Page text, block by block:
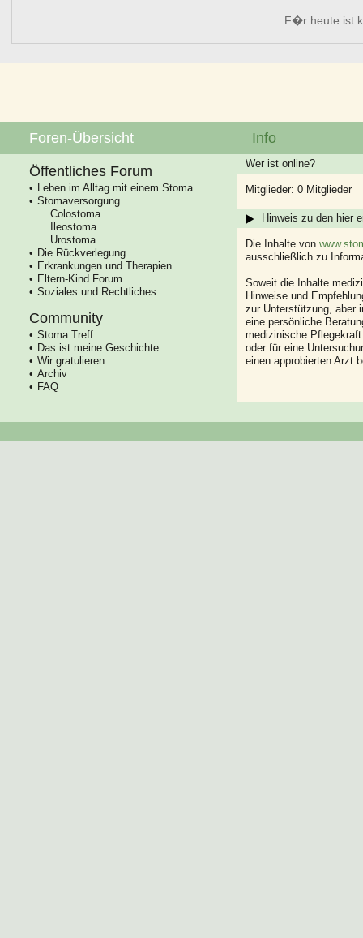
F�r heute ist
Foren-Übersicht
Öffentliches Forum
Leben im Alltag mit einem Stoma
Stomaversorgung
Colostoma
Ileostoma
Urostoma
Die Rückverlegung
Erkrankungen und Therapien
Eltern-Kind Forum
Soziales und Rechtliches
Community
Stoma Treff
Das ist meine Geschichte
Wir gratulieren
Archiv
FAQ
Info
Wer ist online?
Mitglieder: 0 Mitglieder
Hinweis zu den hier
Die Inhalte von
ausschließlich zu
Soweit die Inhalte
Hinweise und
zur Unterstützung, aber
eine persönliche
medizinische
oder für eine
einen approbierten Arzt